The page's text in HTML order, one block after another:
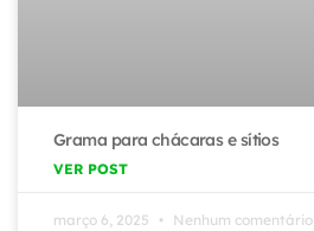
Grama para chácaras e sítios
VER POST
março 6, 2025 Nenhum comentário